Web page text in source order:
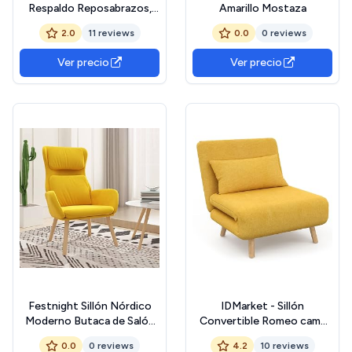
Respaldo Reposabrazos,
Sofá de Relax Descanso
Televisión, Asiento
Tapizado para Salón Casa,
Terciopelo Amarillo
2.0 11 reviews
Ver precio
Amarillo Mostaza
0.0 0 reviews
Ver precio
Festnight Sillón Nórdico
Moderno Butaca de Salón
Terciopelo con Patas de
0.0 0 reviews
IDMarket - Sillón
Convertible Romeo cama
supletoria 1 plaza 80x190
4.2 10 reviews